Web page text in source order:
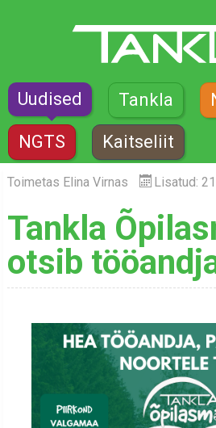
Uudised Tankla
NGTS Kaitseliit
Toimetas Elina Virnas Lisatud:
Tankla
otsib